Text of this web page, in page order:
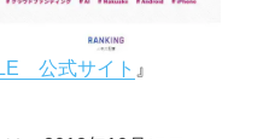
公式サイト 』